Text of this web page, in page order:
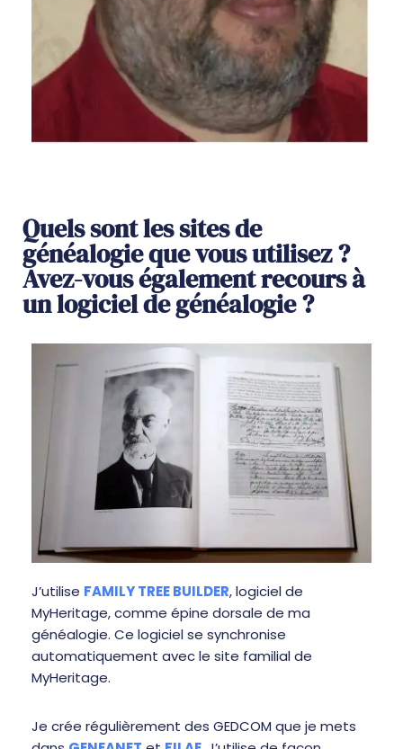
Quels sont les sites de
généalogie que vous utilisez ?
Avez-vous également recours à
un logiciel de généalogie ?
J’utilise FAMILY TREE BUILDER, logiciel de
MyHeritage, comme épine dorsale de ma
généalogie. Ce logiciel se synchronise
automatiquement avec le site familial de
MyHeritage.
Je crée régulièrement des GEDCOM que je mets